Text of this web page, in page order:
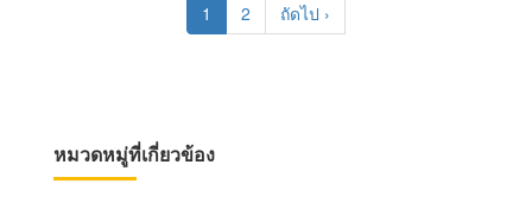
Current
page
1 Page
2
Next
page
ถัดไป ›
หมวดหมู่ที่เกี่ยวข้อง